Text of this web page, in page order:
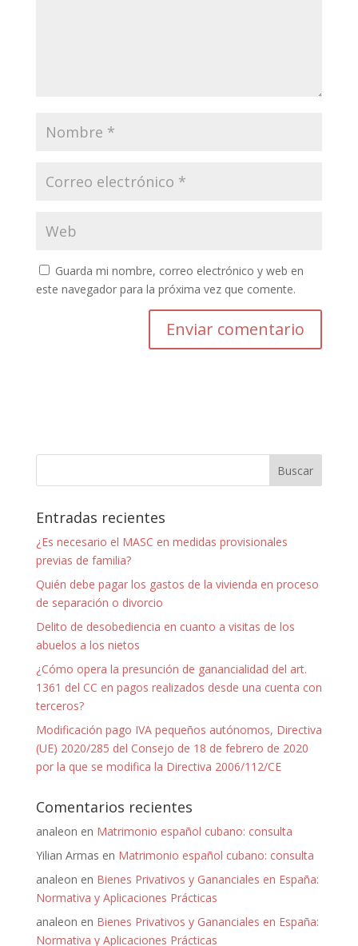
Guarda mi nombre, correo electrónico y web en
este navegador para la próxima vez que comente.
Entradas recientes
¿Es necesario el MASC en medidas provisionales
previas de familia?
Quién debe pagar los gastos de la vivienda en proceso
de separación o divorcio
Delito de desobediencia en cuanto a visitas de los
abuelos a los nietos
¿Cómo opera la presunción de ganancialidad del art.
1361 del CC en pagos realizados desde una cuenta con
terceros?
Modificación pago IVA pequeños autónomos, Directiva
(UE) 2020/285 del Consejo de 18 de febrero de 2020
por la que se modifica la Directiva 2006/112/CE
Comentarios recientes
analeon en Matrimonio español cubano: consulta
Yilian Armas en Matrimonio español cubano: consulta
analeon en Bienes Privativos y Gananciales en España:
Normativa y Aplicaciones Prácticas
analeon en Bienes Privativos y Gananciales en España:
Normativa y Aplicaciones Prácticas